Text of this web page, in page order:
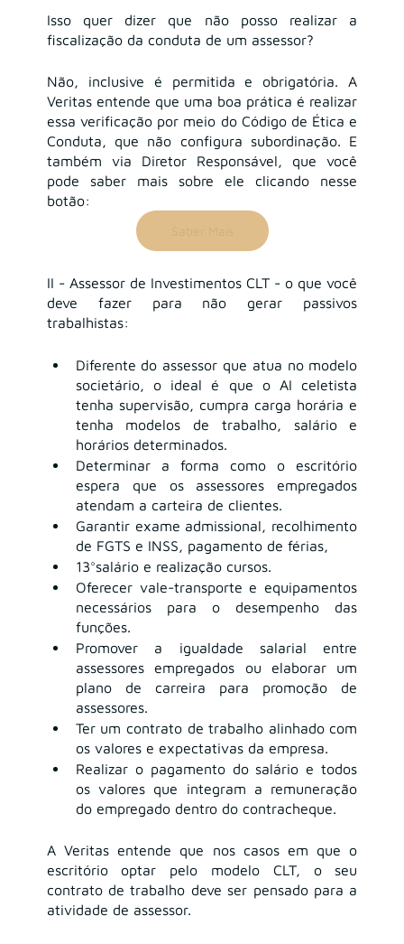
Isso quer dizer que não posso realizar a
fiscalização da conduta de um assessor?
Não, inclusive é permitida e obrigatória. A
Veritas entende que uma boa prática é realizar
essa verificação por meio do Código de Ética e
Conduta, que não configura subordinação. E
também via Diretor Responsável, que você
pode saber mais sobre ele clicando nesse
botão:
II - Assessor de Investimentos CLT - o que você
deve fazer para não gerar passivos
trabalhistas:
Diferente do assessor que atua no modelo
societário, o ideal é que o AI celetista
tenha supervisão, cumpra carga horária e
tenha modelos de trabalho, salário e
horários determinados.
Determinar a forma como o escritório
espera que os assessores empregados
atendam a carteira de clientes.
Garantir exame admissional, recolhimento
de FGTS e INSS, pagamento de férias,
13°salário e realização cursos.
Oferecer vale-transporte e equipamentos
necessários para o desempenho das
funções.
Promover a igualdade salarial entre
assessores empregados ou elaborar um
plano de carreira para promoção de
assessores.
Ter um contrato de trabalho alinhado com
os valores e expectativas da empresa.
Realizar o pagamento do salário e todos
os valores que integram a remuneração
do empregado dentro do contracheque.
A Veritas entende que nos casos em que o
escritório optar pelo modelo CLT, o seu
contrato de trabalho deve ser pensado para a
atividade de assessor.